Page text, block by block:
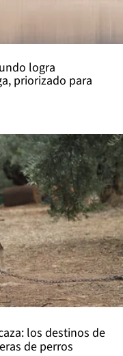
logra
priorizado para
los destinos de
de perros